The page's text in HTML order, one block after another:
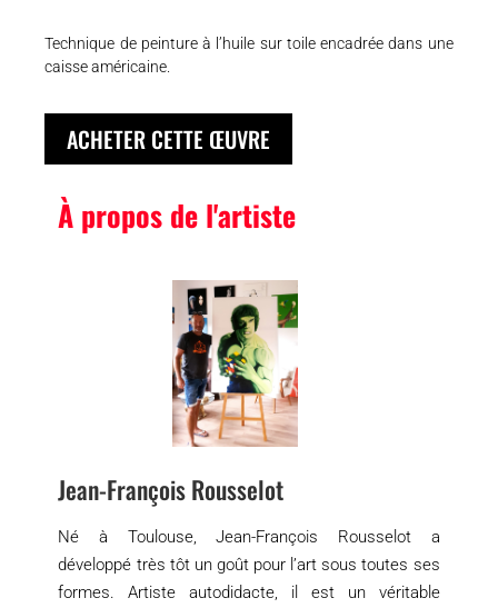
Technique de peinture à l’huile sur toile encadrée dans une
caisse américaine.
ACHETER CETTE ŒUVRE
À propos de l'artiste
Jean-François Rousselot
Né à Toulouse, Jean-François Rousselot a
développé très tôt un goût pour l’art sous toutes ses
formes. Artiste autodidacte, il est un véritable